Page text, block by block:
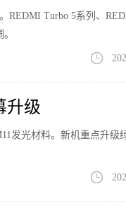
REDMI Turbo 5系列、
升级
发光材料。新机重点升级